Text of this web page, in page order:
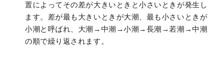
置によってその差が大きいときと小さいときが発生し
ます。差が最も大きいときが大潮、最も小さいときが
小潮と呼ばれ、大潮→中潮→小潮→長潮→若潮→中潮
の順で繰り返されます。